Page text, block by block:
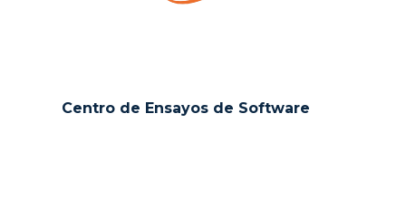
Centro de Ensayos de Software